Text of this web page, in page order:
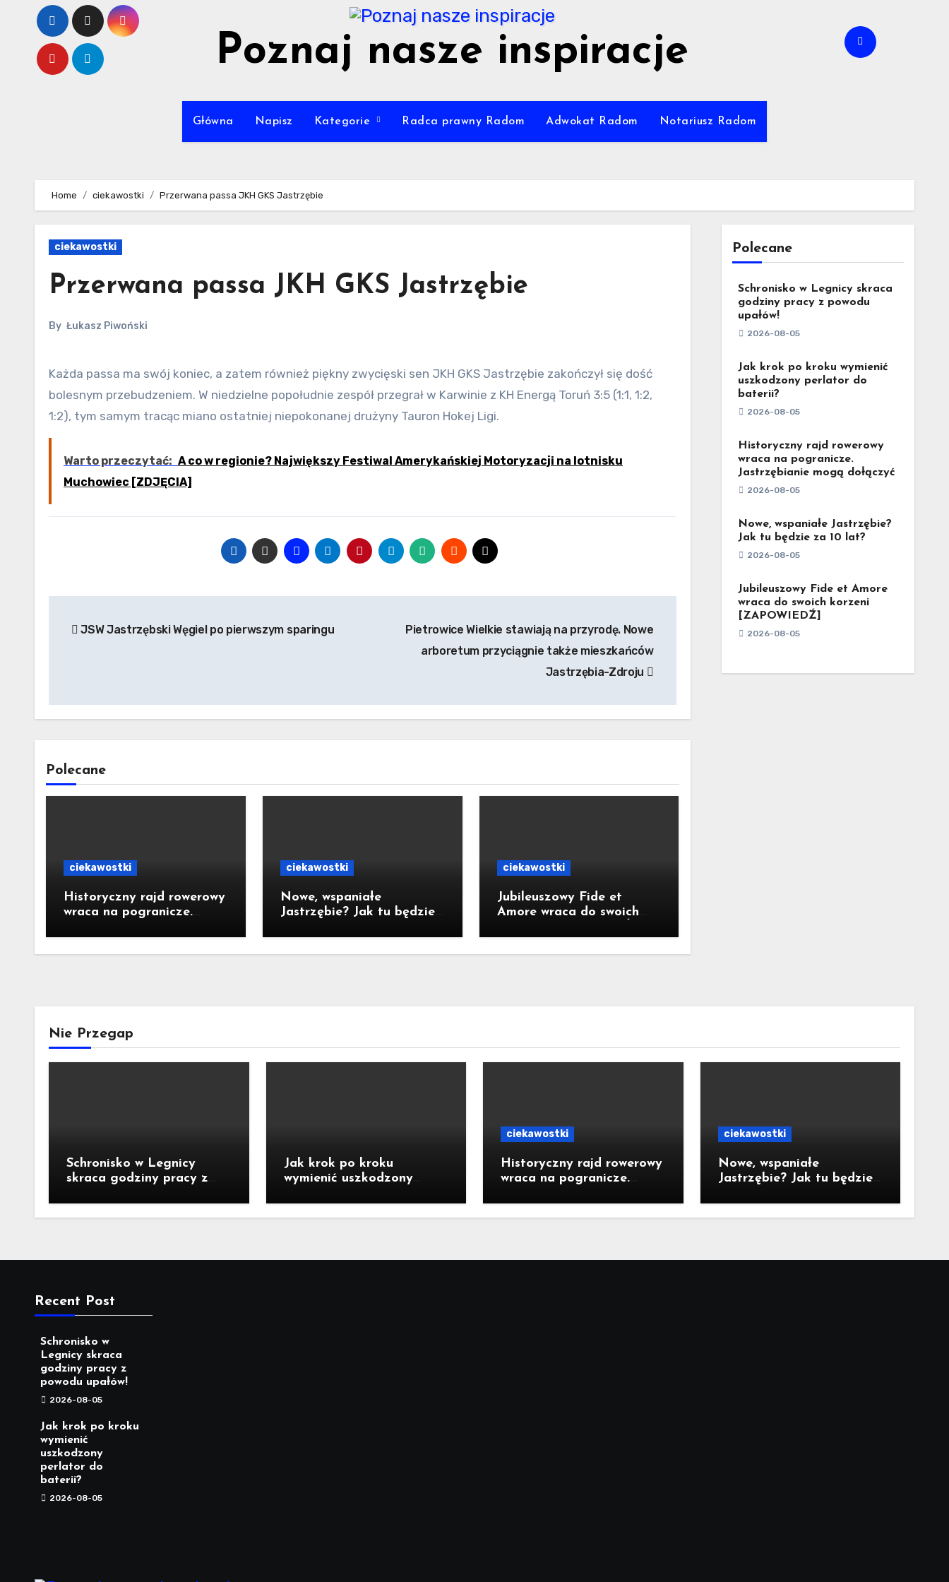
content
Poznaj nasze inspiracje
Główna Napisz Kategorie Radca prawny Radom Adwokat Radom Notariusz Radom
Home ciekawostki Przerwana passa JKH GKS Jastrzębie
ciekawostki
Przerwana passa JKH GKS Jastrzębie
By Łukasz Piwoński
Każda passa ma swój koniec, a zatem również piękny zwycięski sen JKH GKS Jastrzębie zakończył się dość
bolesnym przebudzeniem. W niedzielne popołudnie zespół przegrał w Karwinie z KH Energą Toruń 3:5 (1:1, 1:2,
1:2), tym samym tracąc miano ostatniej niepokonanej drużyny Tauron Hokej Ligi.
Warto przeczytać: A co w regionie? Największy Festiwal Amerykańskiej Motoryzacji na lotnisku
Muchowiec [ZDJĘCIA]
wpisuJSW Jastrzębski Węgiel po pierwszym sparingu
Pietrowice Wielkie stawiają na przyrodę. Nowe
arboretum przyciągnie także mieszkańców
Jastrzębia-Zdroju
Polecane
ciekawostki
Historyczny rajd rowerowy
wraca na pogranicze.
dołączyć
ciekawostki
Nowe, wspaniałe
Jastrzębie? Jak tu będzie
ciekawostki
Jubileuszowy Fide et
Amore wraca do swoich
Polecane
Schronisko w Legnicy skraca
godziny pracy z powodu
upałów!
2026-08-05
Jak krok po kroku wymienić
uszkodzony perlator do
baterii?
2026-08-05
Historyczny rajd rowerowy
wraca na pogranicze.
Jastrzębianie mogą dołączyć
2026-08-05
Nowe, wspaniałe Jastrzębie?
Jak tu będzie za 10 lat?
2026-08-05
Jubileuszowy Fide et Amore
wraca do swoich korzeni
[ZAPOWIEDŹ]
2026-08-05
Nie Przegap
Schronisko w Legnicy
skraca godziny pracy z
Jak krok po kroku
wymienić uszkodzony
ciekawostki
Historyczny rajd rowerowy
wraca na pogranicze.
dołączyć
ciekawostki
Nowe, wspaniałe
Jastrzębie? Jak tu będzie
Recent Post
Schronisko w
Legnicy skraca
godziny pracy z
powodu upałów!
2026-08-05
Jak krok po kroku
wymienić
uszkodzony
perlator do
baterii?
2026-08-05